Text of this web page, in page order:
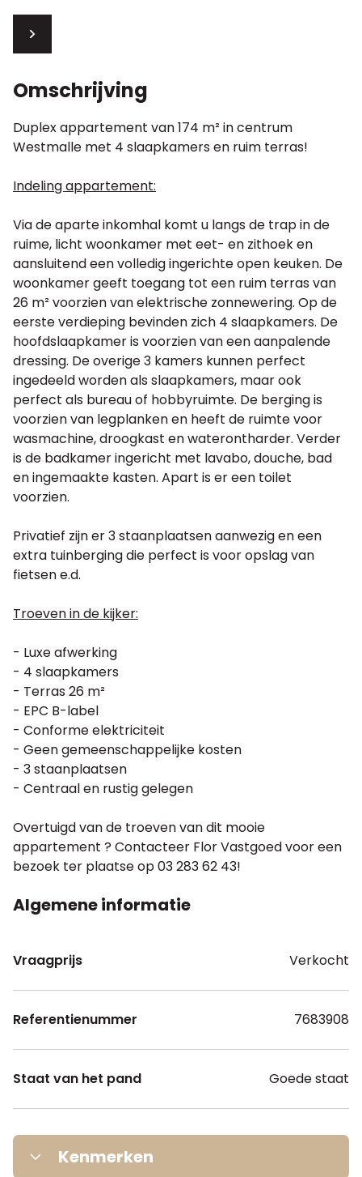
Omschrijving
Duplex appartement van 174 m² in centrum
Westmalle met 4 slaapkamers en ruim terras!
Indeling appartement:
Via de aparte inkomhal komt u langs de trap in de
ruime, licht woonkamer met eet- en zithoek en
aansluitend een volledig ingerichte open keuken. De
woonkamer geeft toegang tot een ruim terras van
26 m² voorzien van elektrische zonnewering. Op de
eerste verdieping bevinden zich 4 slaapkamers. De
hoofdslaapkamer is voorzien van een aanpalende
dressing. De overige 3 kamers kunnen perfect
ingedeeld worden als slaapkamers, maar ook
perfect als bureau of hobbyruimte. De berging is
voorzien van legplanken en heeft de ruimte voor
wasmachine, droogkast en waterontharder. Verder
is de badkamer ingericht met lavabo, douche, bad
en ingemaakte kasten. Apart is er een toilet
voorzien.
Privatief zijn er 3 staanplaatsen aanwezig en een
extra tuinberging die perfect is voor opslag van
fietsen e.d.
Troeven in de kijker:
- Luxe afwerking
- 4 slaapkamers
- Terras 26 m²
- EPC B-label
- Conforme elektriciteit
- Geen gemeenschappelijke kosten
- 3 staanplaatsen
- Centraal en rustig gelegen
Overtuigd van de troeven van dit mooie
appartement ? Contacteer Flor Vastgoed voor een
bezoek ter plaatse op 03 283 62 43!
Algemene informatie
Vraagprijs Verkocht
Referentienummer 7683908
Staat van het pand Goede staat
Kenmerken